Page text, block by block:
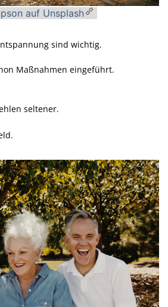
auf Unsplash
sind wichtig.
Maßnahmen eingeführt.
seltener.